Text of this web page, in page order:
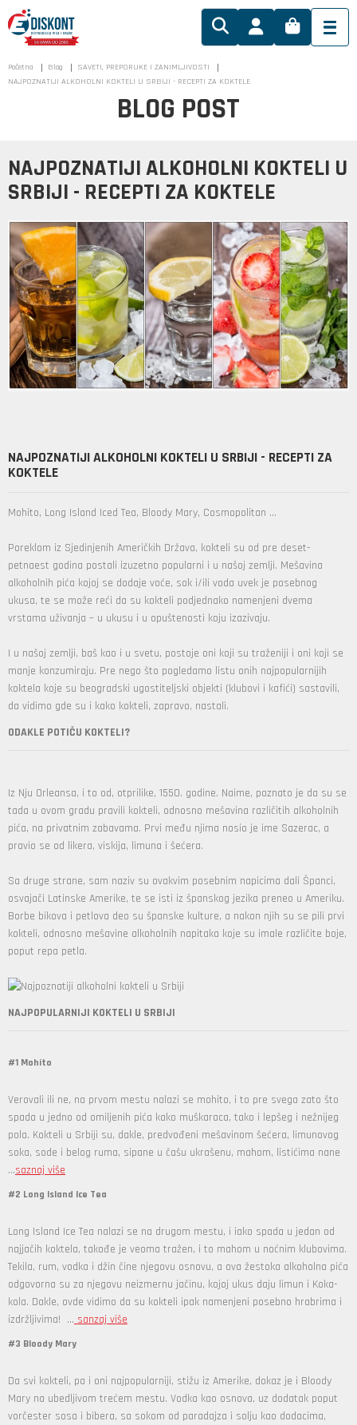
Početna Blog
SAVETI, PREPORUKE I ZANIMLJIVOSTI
NAJPOZNATIJI ALKOHOLNI KOKTELI U SRBIJI - RECEPTI ZA KOKTELE
BLOG POST
NAJPOZNATIJI ALKOHOLNI KOKTELI U
SRBIJI - RECEPTI ZA KOKTELE
NAJPOZNATIJI ALKOHOLNI KOKTELI U SRBIJI - RECEPTI ZA
KOKTELE
Mohito, Long Island Iced Tea, Bloody Mary, Cosmopolitan ...
Poreklom iz Sjedinjenih Američkih Država, kokteli su od pre deset-
petnaest godina postali izuzetno popularni i u našoj zemlji. Mešavina
alkoholnih pića kojoj se dodaje voće, sok i/ili voda uvek je posebnog
ukusa, te se može reći da su kokteli podjednako namenjeni dvema
vrstama uživanja – u ukusu i u opuštenosti koju izazivaju.
I u našoj zemlji, baš kao i u svetu, postoje oni koji su traženiji i oni koji se
manje konzumiraju. Pre nego što pogledamo listu onih najpopularnijih
koktela koje su beogradski ugostiteljski objekti (klubovi i kafići) sastavili,
da vidimo gde su i kako kokteli, zapravo, nastali.
ODAKLE POTIČU KOKTELI?
Iz Nju Orleansa, i to od, otprilike, 1550. godine. Naime, poznato je da su se
tada u ovom gradu pravili kokteli, odnosno mešavina različitih alkoholnih
pića, na privatnim zabavama. Prvi među njima nosio je ime Sazerac, a
pravio se od likera, viskija, limuna i šećera.
Sa druge strane, sam naziv su ovakvim posebnim napicima dali Španci,
osvajači Latinske Amerike, te se isti iz španskog jezika preneo u Ameriku.
Borbe bikova i petlova deo su španske kulture, a nakon njih su se pili prvi
kokteli, odnosno mešavine alkoholnih napitaka koje su imale različite boje,
poput repa petla.
NAJPOPULARNIJI KOKTELI U SRBIJI
#1 Mohito
Verovali ili ne, na prvom mestu nalazi se mohito, i to pre svega zato što
spada u jedno od omiljenih pića kako muškaraca, tako i lepšeg i nežnijeg
pola. Kokteli u Srbiji su, dakle, predvođeni mešavinom šećera, limunovog
soka, sode i belog ruma, sipane u čašu ukrašenu, mahom, listićima nane
...saznaj više
#2 Long Island Ice Tea
Long Island Ice Tea nalazi se na drugom mestu, i iako spada u jedan od
najjačih koktela, takođe je veoma tražen, i to mahom u noćnim klubovima.
Tekila, rum, vodka i džin čine njegovu osnovu, a ova žestoka alkoholna pića
odgovorna su za njegovu neizmernu jačinu, kojoj ukus daju limun i Koka-
kola. Dakle, ovde vidimo da su kokteli ipak namenjeni posebno hrabrima i
izdržljivima! ... sanzaj više
#3 Bloody Mary
Da svi kokteli, pa i oni najpopularniji, stižu iz Amerike, dokaz je i Bloody
Mary na ubedljivom trećem mestu. Vodka kao osnova, uz dodatak poput
vorčester sosa i bibera, sa sokom od paradajza i solju kao dodacima,